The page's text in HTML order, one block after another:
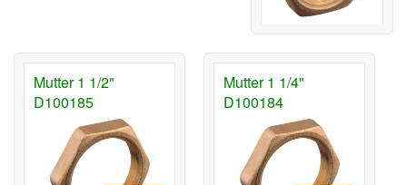
Mutter 1 1/2"
D100185
Mutter 1 1/4"
D100184